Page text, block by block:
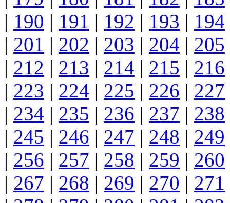
| 190 | 191 | 192 | 193 | 194
| 201 | 202 | 203 | 204 | 205
| 212 | 213 | 214 | 215 | 216
| 223 | 224 | 225 | 226 | 227
| 234 | 235 | 236 | 237 | 238
| 245 | 246 | 247 | 248 | 249
| 256 | 257 | 258 | 259 | 260
| 267 | 268 | 269 | 270 | 271